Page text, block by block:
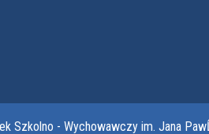
Szkolno - Wychowawczy im. Jana